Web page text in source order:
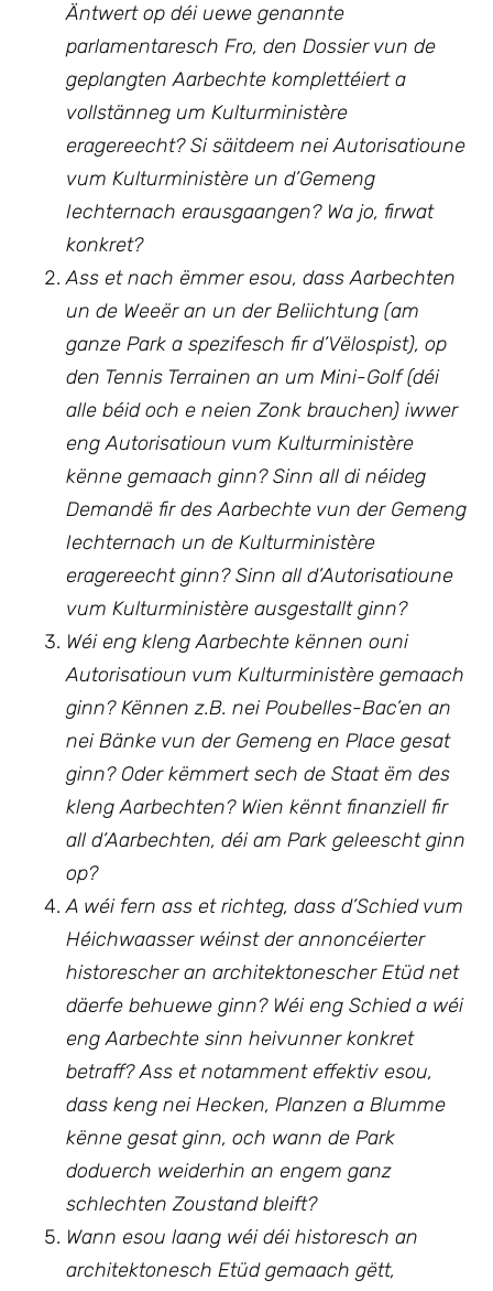
Äntwert op déi uewe genannte
parlamentaresch Fro, den Dossier vun de
geplangten Aarbechte komplettéiert a
vollstänneg um Kulturministère
eragereecht? Si säitdeem nei Autorisatioune
vum Kulturministère un d’Gemeng
Iechternach erausgaangen? Wa jo, firwat
konkret?
Ass et nach ëmmer esou, dass Aarbechten
un de Weeër an un der Beliichtung (am
ganze Park a spezifesch fir d’Vëlospist), op
den Tennis Terrainen an um Mini-Golf (déi
alle béid och e neien Zonk brauchen) iwwer
eng Autorisatioun vum Kulturministère
kënne gemaach ginn? Sinn all di néideg
Demandë fir des Aarbechte vun der Gemeng
Iechternach un de Kulturministère
eragereecht ginn? Sinn all d’Autorisatioune
vum Kulturministère ausgestallt ginn?
Wéi eng kleng Aarbechte kënnen ouni
Autorisatioun vum Kulturministère gemaach
ginn? Kënnen z.B. nei Poubelles-Bac’en an
nei Bänke vun der Gemeng en Place gesat
ginn? Oder këmmert sech de Staat ëm des
kleng Aarbechten? Wien kënnt finanziell fir
all d’Aarbechten, déi am Park geleescht ginn
op?
A wéi fern ass et richteg, dass d’Schied vum
Héichwaasser wéinst der annoncéierter
historescher an architektonescher Etüd net
däerfe behuewe ginn? Wéi eng Schied a wéi
eng Aarbechte sinn heivunner konkret
betraff? Ass et notamment effektiv esou,
dass keng nei Hecken, Planzen a Blumme
kënne gesat ginn, och wann de Park
doduerch weiderhin an engem ganz
schlechten Zoustand bleift?
Wann esou laang wéi déi historesch an
architektonesch Etüd gemaach gëtt,